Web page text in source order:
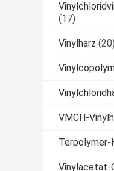
(17)
Vinylharz (20)
VMCH-
Terpolymer-
Vinylacetat-